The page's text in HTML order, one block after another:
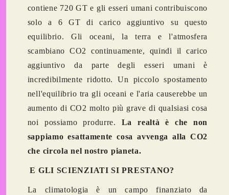
contiene 720 GT e gli esseri umani contribuiscono
solo a 6 GT di carico aggiuntivo su questo
equilibrio. Gli oceani, la terra e l'atmosfera
scambiano CO2 continuamente, quindi il carico
aggiuntivo da parte degli esseri umani è
incredibilmente ridotto. Un piccolo spostamento
nell'equilibrio tra gli oceani e l'aria causerebbe un
aumento di CO2 molto più grave di qualsiasi cosa
noi possiamo produrre. La realtà è che non
sappiamo esattamente cosa avvenga alla CO2
che circola nel nostro pianeta.
E GLI SCIENZIATI SI PRESTANO?
La climatologia è un campo finanziato da